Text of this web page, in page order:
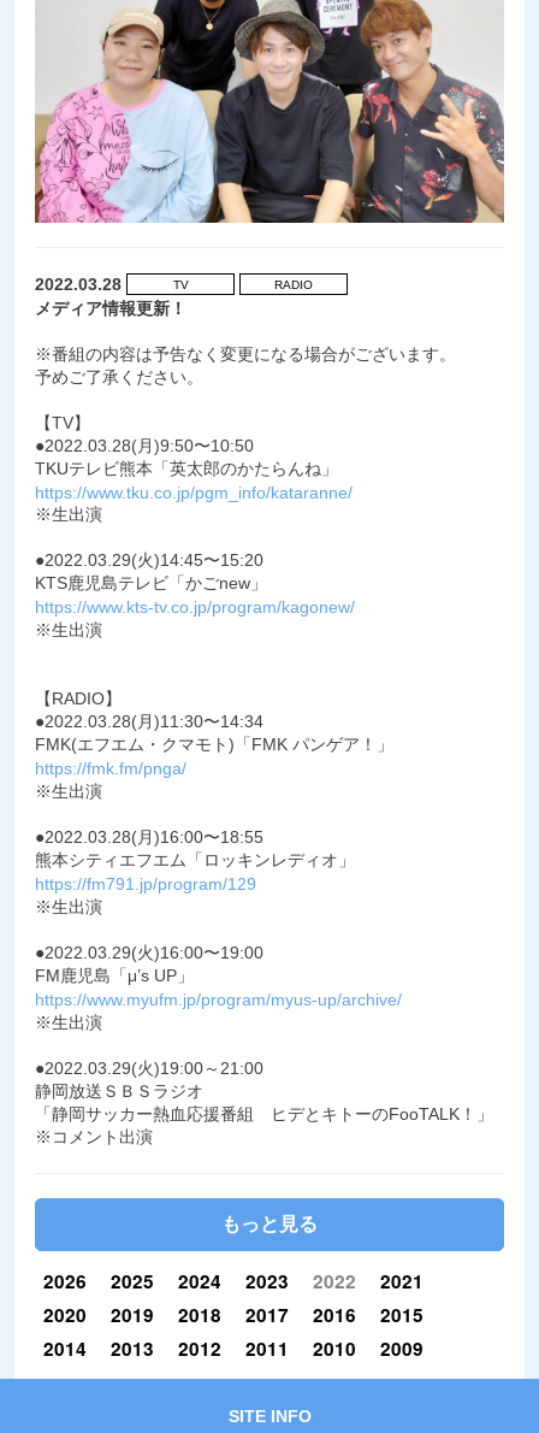
2022.03.28 TV RADIO
メディア情報更新！
※番組の内容は予告なく変更になる場合がございます。
予めご了承ください。
【TV】
●2022.03.28(月)9:50〜10:50
TKUテレビ熊本「英太郎のかたらんね」
https://www.tku.co.jp/pgm_info/kataranne/
※生出演
●2022.03.29(火)14:45〜15:20
KTS鹿児島テレビ「かごnew」
https://www.kts-tv.co.jp/program/kagonew/
※生出演
【RADIO】
●2022.03.28(月)11:30〜14:34
FMK(エフエム・クマモト)「FMK パンゲア！」
https://fmk.fm/pnga/
※生出演
●2022.03.28(月)16:00〜18:55
熊本シティエフエム「ロッキンレディオ」
https://fm791.jp/program/129
※生出演
●2022.03.29(火)16:00〜19:00
FM鹿児島「μ’s UP」
https://www.myufm.jp/program/myus-up/archive/
※生出演
●2022.03.29(火)19:00～21:00
静岡放送ＳＢＳラジオ
「静岡サッカー熱血応援番組 ヒデとキトーのFooTALK！」
※コメント出演
もっと見る
2026 2025 2024 2023 2022
2021
2020
2019 2018 2017 2016
2015
2014
2013 2012 2011 2010 2009
SITE INFO